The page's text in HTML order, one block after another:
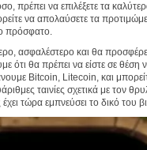
πρέπει να επιλέξετε τα
να απολαύσετε τα
πρόσφατο.
ασφαλέστερο και θα
θα πρέπει να είστε σε θέση
Bitcoin, Litecoin, και
ταινίες σχετικά με τον
τώρα εμπνεύσει το δικό του